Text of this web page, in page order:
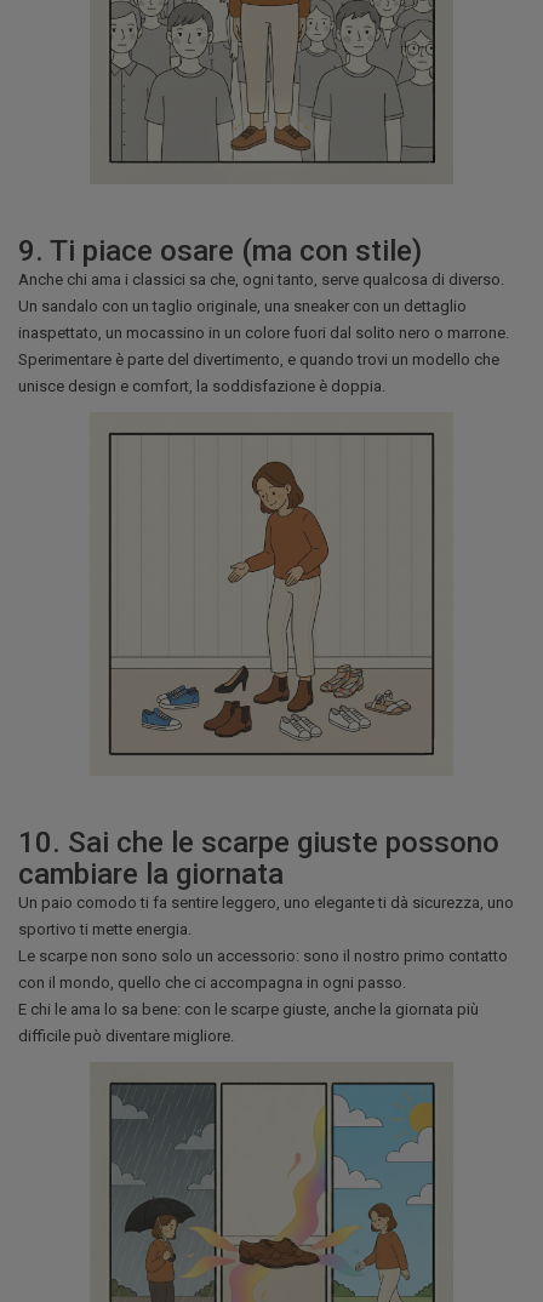
9. Ti piace osare (ma con stile)
Anche chi ama i classici sa che, ogni tanto, serve qualcosa di diverso.
Un sandalo con un taglio originale, una sneaker con un dettaglio
inaspettato, un mocassino in un colore fuori dal solito nero o marrone.
Sperimentare è parte del divertimento, e quando trovi un modello che
unisce design e comfort, la soddisfazione è doppia.
10. Sai che le scarpe giuste possono
cambiare la giornata
Un paio comodo ti fa sentire leggero, uno elegante ti dà sicurezza, uno
sportivo ti mette energia.
Le scarpe non sono solo un accessorio: sono il nostro primo contatto
con il mondo, quello che ci accompagna in ogni passo.
E chi le ama lo sa bene: con le scarpe giuste, anche la giornata più
difficile può diventare migliore.